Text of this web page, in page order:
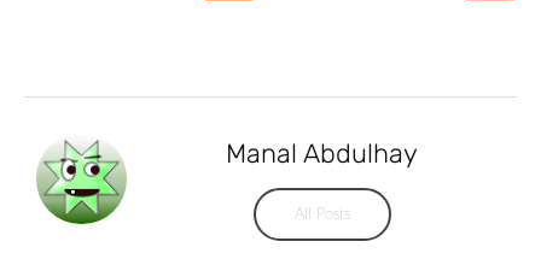
Manal Abdulhay
All Posts